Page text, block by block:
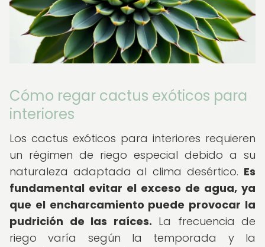
Cómo regar cactus exóticos para
interiores
Los cactus exóticos para interiores requieren
un régimen de riego especial debido a su
naturaleza adaptada al clima desértico. Es
fundamental evitar el exceso de agua, ya
que el encharcamiento puede provocar la
pudrición de las raíces. La frecuencia de
riego varía según la temporada y la